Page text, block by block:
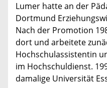
Lumer hatte an der
Dortmund
Nach der Promotion
dort und arbeitete
Hochschulassistentin
im Hochschuldienst.
damalige Universität